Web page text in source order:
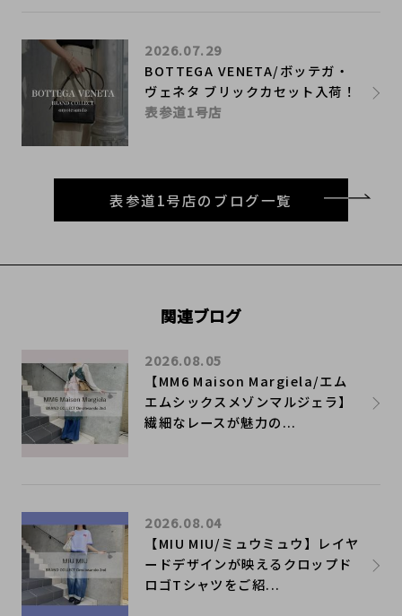
BOTTEGA VENETA/ボッテガ・
ヴェネタ ブリックカセット入荷！
2026.07.29
表参道1号店
表参道1号店のブログ一覧
関連ブログ
【MM6 Maison Margiela/エム
エムシックスメゾンマルジェラ】
繊細なレースが魅力の...
2026.08.05
【MIU MIU/ミュウミュウ】レイヤ
ードデザインが映えるクロップド
ロゴTシャツをご紹...
2026.08.04